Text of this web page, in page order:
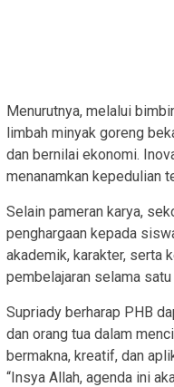
Menurutnya, melalui
limbah minyak goreng
dan bernilai ekonomi.
menanamkan kepedulian
Selain pameran karya,
penghargaan kepada
akademik, karakter, serta
pembelajaran selama
Supriady berharap PHB
dan orang tua dalam
bermakna, kreatif, dan
“Insya Allah, agenda ini